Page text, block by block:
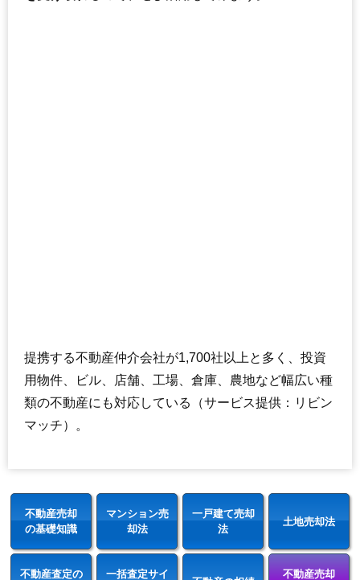
提携する不動産仲介会社が1,700社以上と多く、投資
用物件、ビル、店舗、工場、倉庫、農地など幅広い種
類の不動産にも対応している（サービス提供：リビン
マッチ）。
不動産売却
の基礎知識
マンション売
却法
一戸建て売却
法
土地売却法
不動産査定の
一括査定サイ
不動産売却